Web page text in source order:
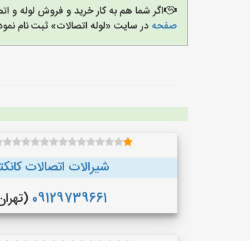
اگر شما هم به کار خرید و فروش لوله و
صفحهدر سایت «لوله اتصالات» ثبت نام
شیرالات اتصالات
09129739661